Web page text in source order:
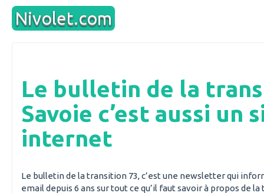
Aller
contenu
Nivolet.com
Le bulletin de la
Savoie c’est aussi un
internet
Le bulletin de la transition 73, c’est une newsletter qui
email depuis 6 ans sur tout ce qu’il faut savoir à propos de